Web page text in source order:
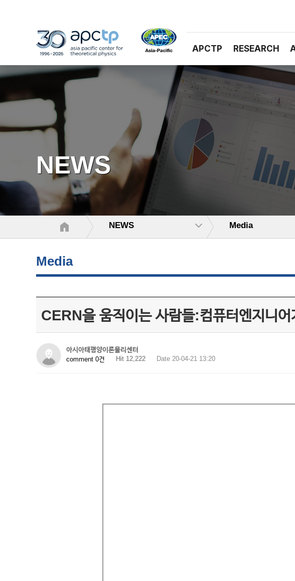
APCTP RESEARCH
NEWS
NEWS Media
Media
CERN을 움직이는 사람들:컴퓨터엔지니
아시아태평양이론물리센터
comment 0건
Hit 12,222 Date 20-04-21 13:20